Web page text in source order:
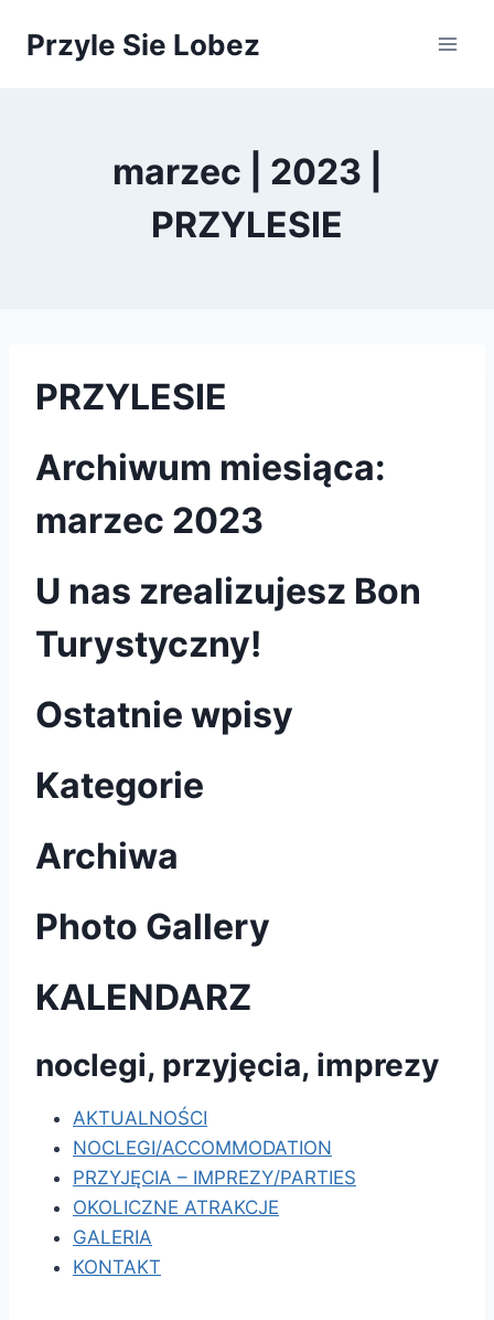
Przyle Sie Lobez
marzec | 2023 |
PRZYLESIE
PRZYLESIE
Archiwum miesiąca:
marzec 2023
U nas zrealizujesz Bon
Turystyczny!
Ostatnie wpisy
Kategorie
Archiwa
Photo Gallery
KALENDARZ
noclegi, przyjęcia, imprezy
AKTUALNOŚCI
NOCLEGI/ACCOMMODATION
PRZYJĘCIA – IMPREZY/PARTIES
OKOLICZNE ATRAKCJE
GALERIA
KONTAKT